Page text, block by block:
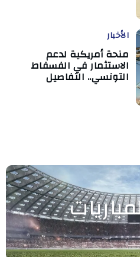
الأخبار
منحة أمريكية لدعم
الاستثمار في الفسفاط
التونسي.. التفاصيل